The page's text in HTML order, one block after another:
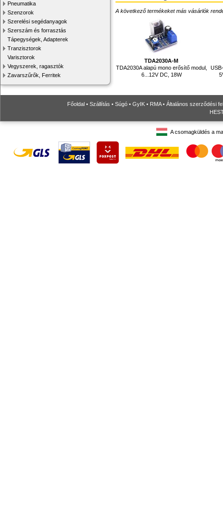
Pneumatika
Szenzorok
Szerelési segédanyagok
Szerszám és forrasztás
Tápegységek, Adapterek
Tranzisztorok
Varisztorok
Vegyszerek, ragasztók
Zavarszűrők, Ferritek
A következő termékeket más vásárlók
TDA2030A-M
TDA2030A alapú mono erősítő modul,
6...12V DC, 18W
Főoldal • Szállítás • Súgó • GyIK • RMA• Általános szerződési
A csomagküldés a